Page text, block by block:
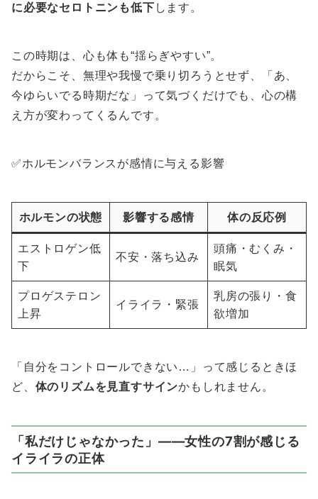
に必要なセロトニンも低下 します。
この時期は、心も体も“揺らぎやすい”。
だからこそ、無理や我慢で乗り切ろうとせず、「あ、
今ゆらいでる時期だな」って気づくだけでも、心の構
え方が変わってくるんです。
✅ホルモンバランスが感情に与える影響
ホルモンの状態 影響する感情 体の反応例
エストロゲン低
下
不安・落ち込み
頭痛・むくみ・
眠気
プロゲステロン
上昇
イライラ・緊張
乳房の張り・食
欲増加
「自分をコントロールできない…」って感じるときほ
ど、 体のリズムを見直すサインかもしれません。
「私だけじゃなかった」——女性の7割が感じる
イライラの正体